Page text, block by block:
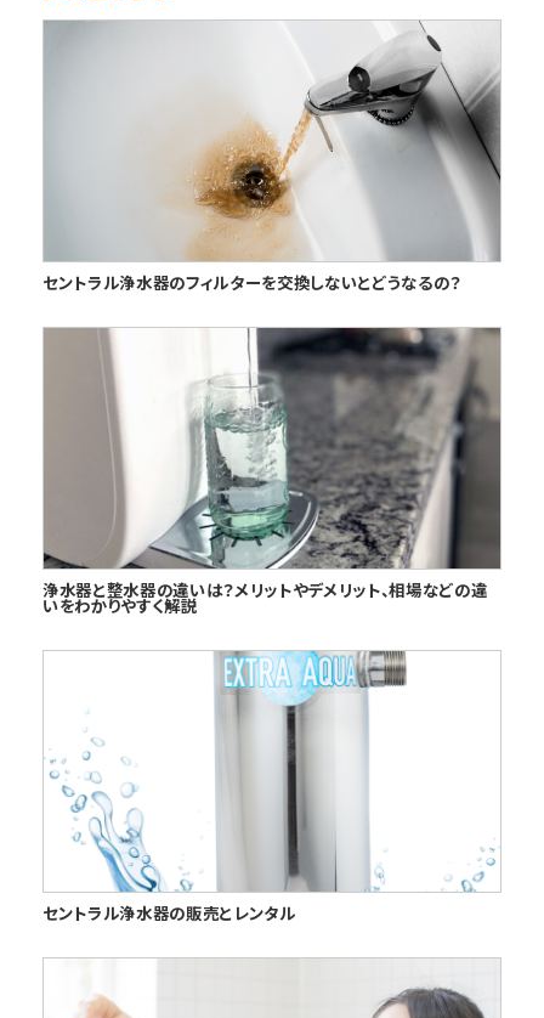
セントラル浄水器のフィルターを交換しないとどうなるの？
浄水器と整水器の違いは？メリットやデメリット、相場などの違
いをわかりやすく解説
セントラル浄水器の販売とレンタル